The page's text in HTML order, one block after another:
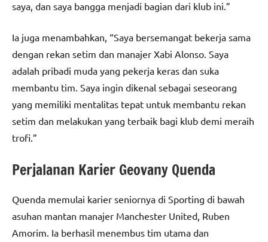
saya, dan saya bangga menjadi bagian dari klub ini.”
Ia juga menambahkan, “Saya bersemangat bekerja sama
dengan rekan setim dan manajer Xabi Alonso. Saya
adalah pribadi muda yang pekerja keras dan suka
membantu tim. Saya ingin dikenal sebagai seseorang
yang memiliki mentalitas tepat untuk membantu rekan
setim dan melakukan yang terbaik bagi klub demi meraih
trofi.”
Perjalanan Karier Geovany Quenda
Quenda memulai karier seniornya di Sporting di bawah
asuhan mantan manajer Manchester United, Ruben
Amorim. Ia berhasil menembus tim utama dan